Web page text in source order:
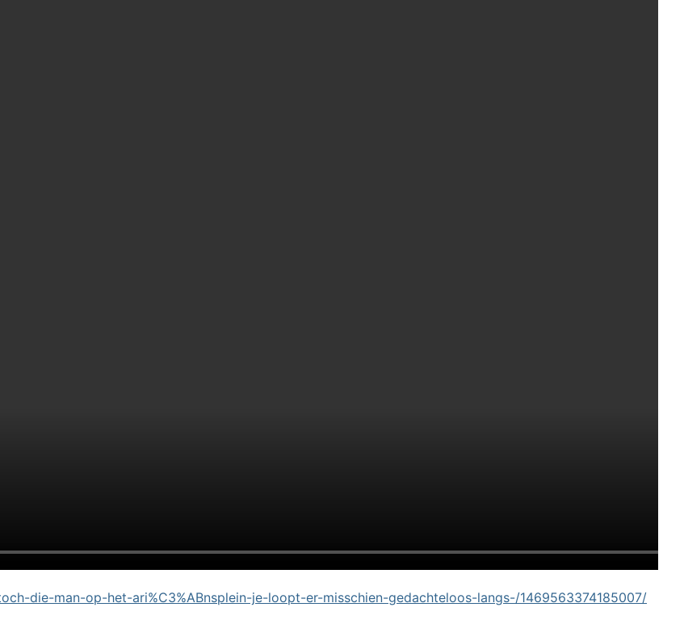
die-man-op-het-ari%C3%ABnsplein-je-loopt-er-misschien-gedachteloos-langs-/1469563374185007/